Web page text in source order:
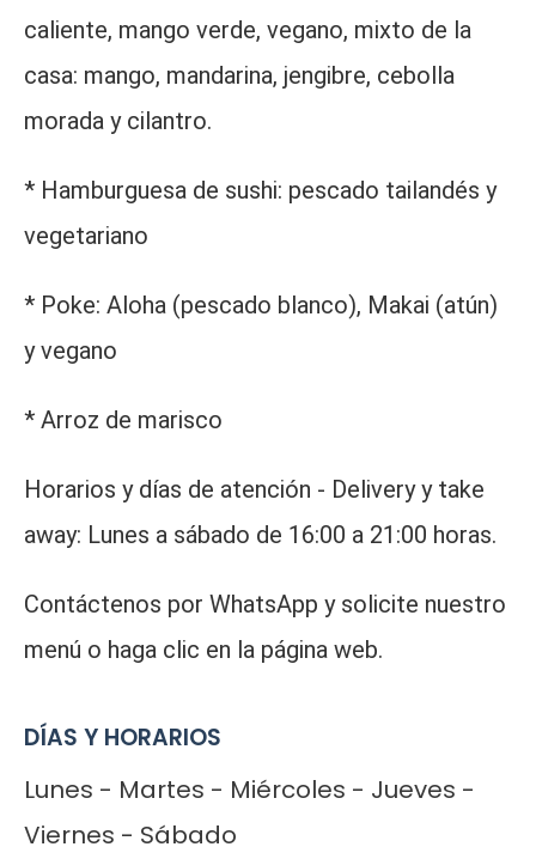
caliente, mango verde, vegano, mixto de la
casa: mango, mandarina, jengibre, cebolla
morada y cilantro.
* Hamburguesa de sushi: pescado tailandés y
vegetariano
* Poke: Aloha (pescado blanco), Makai (atún)
y vegano
* Arroz de marisco
Horarios y días de atención - Delivery y take
away: Lunes a sábado de 16:00 a 21:00 horas.
Contáctenos por WhatsApp y solicite nuestro
menú o haga clic en la página web.
DÍAS Y HORARIOS
Lunes - Martes - Miércoles - Jueves -
Viernes - Sábado